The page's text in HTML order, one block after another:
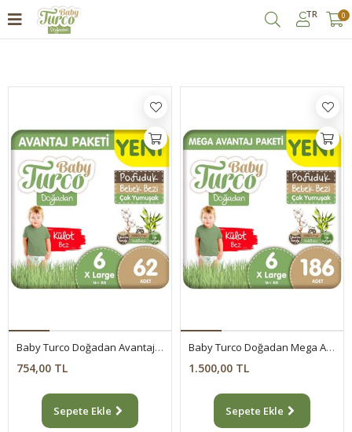
TR 0
Baby Turco Doğadan Avantaj Paketi Pofuduk Külot Bez 6 Numara Xlarge 62 Adet
754,00 TL
Sepete Ekle
Baby Turco Doğadan Mega Avantaj Paketi Pofuduk Külot Bez 6 Numara Xlarge 186 Adet
1.500,00 TL
Sepete Ekle